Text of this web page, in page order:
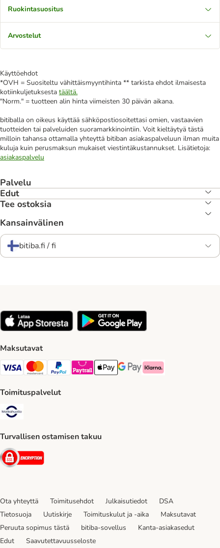
Ruokintasuositus
Arvostelut
Käyttöehdot
*OVH = Suositeltu vähittäismyyntihinta ** tarkista ehdot ilmaisesta
kotiinkuljetuksesta täältä.
"Norm." = tuotteen alin hinta viimeisten 30 päivän aikana.
bitiballa on oikeus käyttää sähköpostiosoitettasi omien, vastaavien
tuotteiden tai palveluiden suoramarkkinointiin. Voit kieltäytyä tästä
milloin tahansa ottamalla yhteyttä bitiban asiakaspalveluun ilman muita
kuluja kuin perusmaksun mukaiset viestintäkustannukset. Lisätietoja:
asiakaspalvelu
Palvelu
Edut
Tee ostoksia
Kansainvälinen
bitiba.fi / fi
Maksutavat
VISA Payment Method
Mastercard Payment Method
Paypal Payment Method
Paytrail Payment Method
Apple Pay Payment Method
Google Pay Payment Method
Klarna Payment Method
Toimituspalvelut
Turvallisen ostamisen takuu
Security
Ota yhteyttä Toimitusehdot Julkaisutiedot
DSA
Tietosuoja
Uutiskirje Toimituskulut ja -aika
Maksutavat
Peruuta sopimus tästä
bitiba-sovellus
Kanta-asiakasedut
Edut
Saavutettavuusseloste